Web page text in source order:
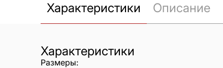
Характеристики Описание
Характеристики
Размеры: